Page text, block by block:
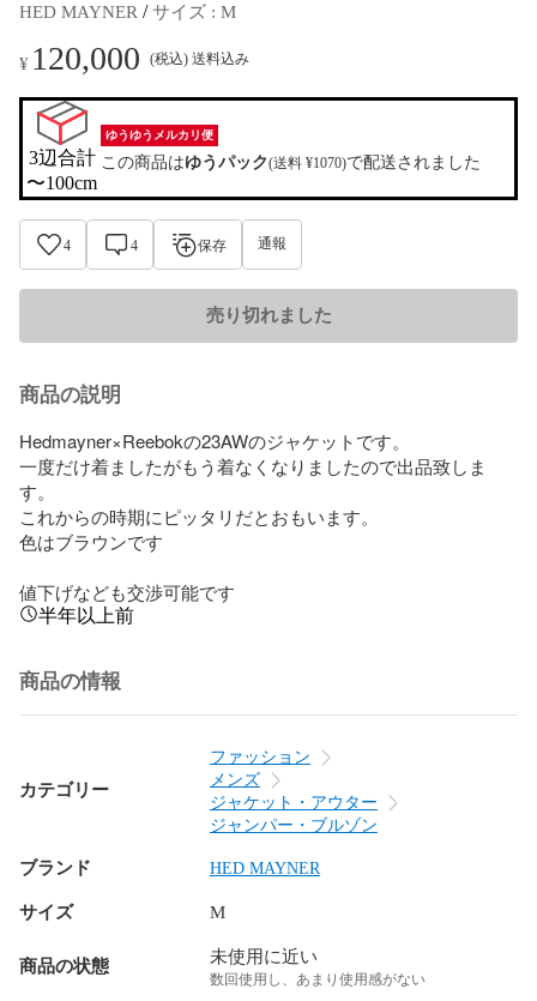
HED MAYNER / サイズ : M
¥ 120,000 (税込) 送料込み
3辺合計
〜100cm
ゆうゆうメルカリ便
この商品はゆうパック(送料 ¥1070)で配送されました
4 4 保存 通報
売り切れました
商品の説明
Hedmayner×Reebokの23AWのジャケットです。
一度だけ着ましたがもう着なくなりましたので出品致しま
す。
これからの時期にピッタリだとおもいます。
色はブラウンです
値下げなども交渉可能です
半年以上前
商品の情報
カテゴリー
ファッション
メンズ
ジャケット・アウター
ジャンパー・ブルゾン
ブランド HED MAYNER
サイズ M
商品の状態 未使用に近い
数回使用し、あまり使用感がない